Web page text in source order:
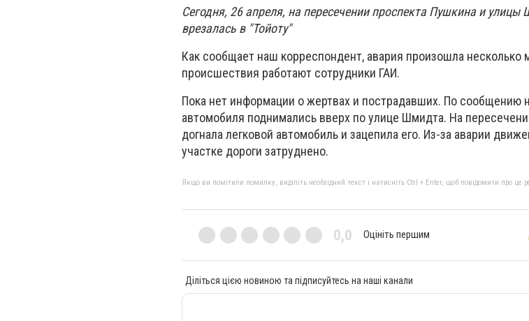
Сегодня, 26 апреля, на пересечении проспекта Пушкина и
врезалась в "Тойоту"
Как сообщает наш корреспондент, авария произошла несколько
происшествия работают сотрудники ГАИ.
Пока нет информации о жертвах и пострадавших. По сообщению
автомобиля поднимались вверх по улице Шмидта. На
догнала легковой автомобиль и зацепила его. Из-за аварии
участке дороги затруднено.
Якщо ви помітили помилку, виділіть необхідний текст і натисніть Ctrl + Enter, щоб повідомити про це
0,0 Оцініть першим
Діліться цією новиною та підписуйтесь на наші канали